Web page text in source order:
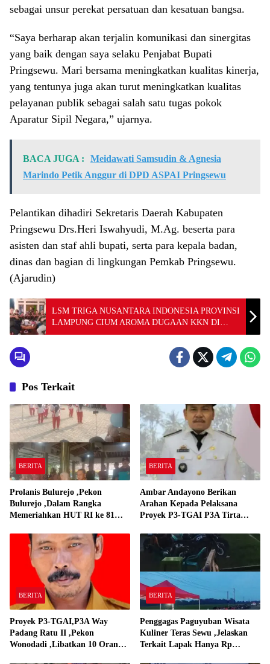
sebagai unsur perekat persatuan dan kesatuan bangsa.
“Saya berharap akan terjalin komunikasi dan sinergitas
yang baik dengan saya selaku Penjabat Bupati
Pringsewu. Mari bersama meningkatkan kualitas kinerja,
yang tentunya juga akan turut meningkatkan kualitas
pelayanan publik sebagai salah satu tugas pokok
Aparatur Sipil Negara,” ujarnya.
BACA JUGA :
Meidawati Samsudin & Agnesia
Marindo Petik Anggur di DPD ASPAI Pringsewu
Pelantikan dihadiri Sekretaris Daerah Kabupaten
Pringsewu Drs.Heri Iswahyudi, M.Ag. beserta para
asisten dan staf ahli bupati, serta para kepala badan,
dinas dan bagian di lingkungan Pemkab Pringsewu.
(Ajarudin)
LSM TRIGA NUSANTARA INDONESIA PROVINSI
LAMPUNG CIUM AROMA DUGAAN KKN DI
BAWASLU PROVINSI LAMPUNG
Pos Terkait
BERITA
Prolanis Bulurejo ,Pekon
Bulurejo ,Dalam Rangka
Memeriahkan HUT RI ke 81
BERITA
Ambar Andayono Berikan
Arahan Kepada Pelaksana
Proyek P3-TGAI P3A Tirta
BERITA
Proyek P3-TGAI,P3A Way
Padang Ratu II ,Pekon
Wonodadi ,Libatkan 10 Orang
BERITA
Penggagas Paguyuban Wisata
Kuliner Teras Sewu ,Jelaskan
Terkait Lapak Hanya Rp